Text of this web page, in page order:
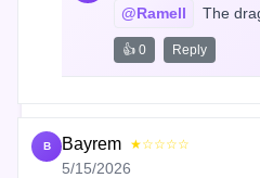
@Ramell The
👍 0 Reply
B Bayrem ★☆☆☆☆
5/15/2026